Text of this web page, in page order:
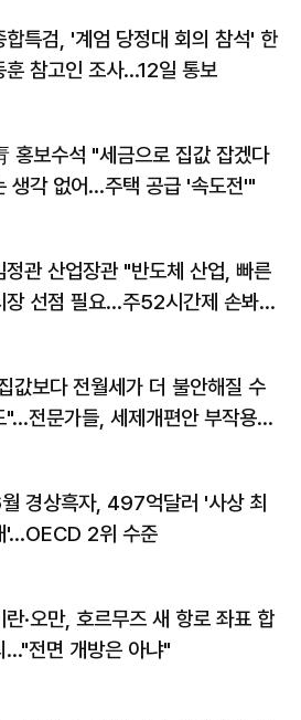
합특검, '계엄 당정대 회의 참석' 한
훈 참고인 조사...12일 통보
홍보수석 "세금으로 집값 잡겠다
생각 없어…주택 공급 '속도전'"
정관 산업장관 "반도체 산업, 빠른
장 선점 필요…주52시간제 손봐
값보다 전월세가 더 불안해질 수
"…전문가들, 세제개편안 부작용
경상흑자, 497억달러 '사상 최
'…OECD 2위 수준
란·오만, 호르무즈 새 항로 좌표 합
…"전면 개방은 아냐"